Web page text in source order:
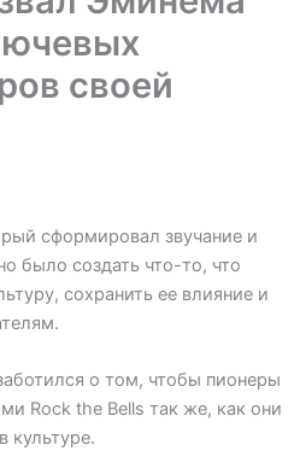
своей
сформировал звучание и
было создать что-то, что
сохранить ее влияние и
о том, чтобы пионеры
Rock the Bells так же, как они
культуре.